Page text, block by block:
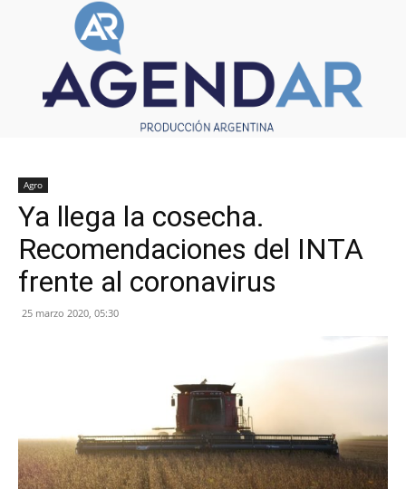
Agro
Ya llega la cosecha.
Recomendaciones del INTA
frente al coronavirus
25 marzo 2020, 05:30